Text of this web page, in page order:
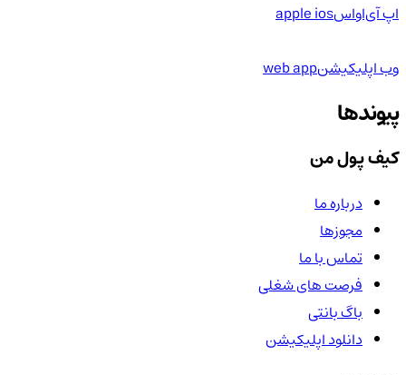
اپ آی‌او‌اسapple ios
وب اپلیکیشنweb app
پیوندها
کیف پول من
درباره ما
مجوزها
تماس با ما
فرصت های شغلی
باگ بانتی
دانلود اپلیکیشن